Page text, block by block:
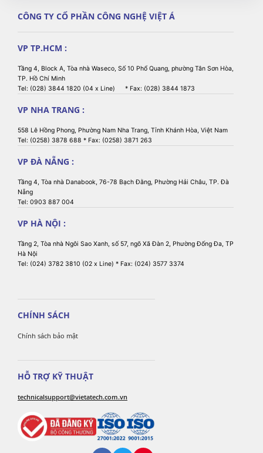
CÔNG TY CỔ PHẦN CÔNG NGHỆ VIỆT Á
VP TP.HCM :
Tầng 4, Block A, Tòa nhà Waseco, Số 10 Phổ Quang, phường Tân Sơn Hòa,
TP. Hồ Chí Minh
Tel: (028) 3844 1820 (04 x Line) * Fax: (028) 3844 1873
VP NHA TRANG :
558 Lê Hồng Phong, Phường Nam Nha Trang, Tỉnh Khánh Hòa, Việt Nam
Tel: (0258) 3878 688 * Fax: (0258) 3871 263
VP ĐÀ NẴNG :
Tầng 4, Tòa nhà Danabook, 76-78 Bạch Đằng, Phường Hải Châu, TP. Đà
Nẵng
Tel: 0903 887 004
VP HÀ NỘI :
Tầng 2, Tòa nhà Ngôi Sao Xanh, số 57, ngõ Xã Đàn 2, Phường Đống Đa, TP
Hà Nội
Tel: (024) 3782 3810 (02 x Line) * Fax: (024) 3577 3374
CHÍNH SÁCH
Chính sách bảo mật
HỖ TRỢ KỸ THUẬT
technicalsupport@vietatech.com.vn